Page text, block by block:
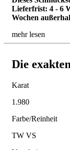
Lieferfrist: 4 - 6
Wochen
mehr lesen
Die
Karat
1.980
Farbe/Reinheit
TW VS